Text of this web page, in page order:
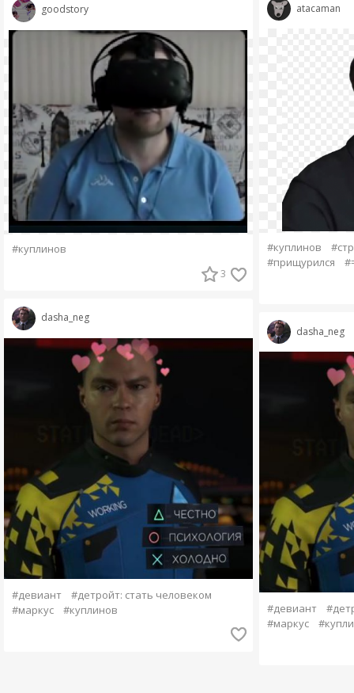
goodstory
#куплинов
3
dasha_neg
#девиант
#детройт: стать человеком
#маркус
#куплинов
atacaman
#куплинов
#прищурился
dasha_neg
#девиант
#маркус